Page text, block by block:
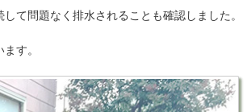
て問題なく排水されることも確認しました。
す。